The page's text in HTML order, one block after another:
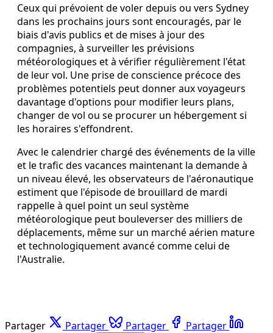
Ceux qui prévoient de voler depuis ou vers Sydney
dans les prochains jours sont encouragés, par le
biais d'avis publics et de mises à jour des
compagnies, à surveiller les prévisions
météorologiques et à vérifier régulièrement l'état
de leur vol. Une prise de conscience précoce des
problèmes potentiels peut donner aux voyageurs
davantage d'options pour modifier leurs plans,
changer de vol ou se procurer un hébergement si
les horaires s'effondrent.
Avec le calendrier chargé des événements de la ville
et le trafic des vacances maintenant la demande à
un niveau élevé, les observateurs de l'aéronautique
estiment que l'épisode de brouillard de mardi
rappelle à quel point un seul système
météorologique peut bouleverser des milliers de
déplacements, même sur un marché aérien mature
et technologiquement avancé comme celui de
l'Australie.
Partager Partager Partager Partager